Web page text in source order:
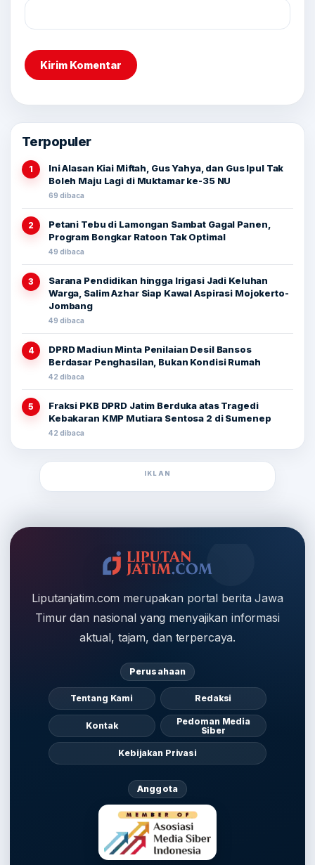
Terpopuler
1
Ini Alasan Kiai Miftah, Gus Yahya, dan Gus Ipul Tak
Boleh Maju Lagi di Muktamar ke-35 NU
69 dibaca
2
Petani Tebu di Lamongan Sambat Gagal Panen,
Program Bongkar Ratoon Tak Optimal
49 dibaca
3
Sarana Pendidikan hingga Irigasi Jadi Keluhan
Warga, Salim Azhar Siap Kawal Aspirasi Mojokerto-
Jombang
49 dibaca
4
DPRD Madiun Minta Penilaian Desil Bansos
Berdasar Penghasilan, Bukan Kondisi Rumah
42 dibaca
5
Fraksi PKB DPRD Jatim Berduka atas Tragedi
Kebakaran KMP Mutiara Sentosa 2 di Sumenep
42 dibaca
IKLAN
Liputanjatim.com merupakan portal berita Jawa
Timur dan nasional yang menyajikan informasi
aktual, tajam, dan terpercaya.
Perusahaan
Tentang Kami Redaksi
Kontak
Pedoman Media
Siber
Kebijakan Privasi
Anggota